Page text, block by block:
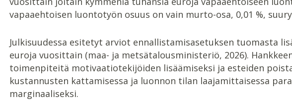
vapaaehtoisen luontotyön osuus on vain murto-osa, 0,01 %,
Julkisuudessa esitetyt arviot ennallistamisasetuksen tuomasta
euroja vuosittain (maa- ja metsätalousministeriö, 2026).
toimenpiteitä motivaatiotekijöiden lisäämiseksi ja esteiden
kustannusten kattamisessa ja luonnon tilan laajamittaisessa
marginaaliseksi.